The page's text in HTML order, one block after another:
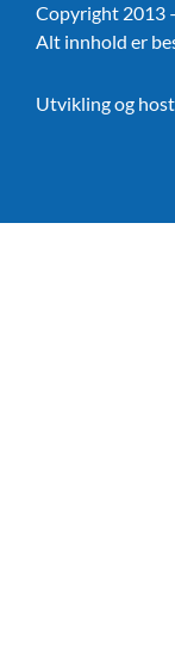
Copyright 2013
Alt innhold er
Utvikling og